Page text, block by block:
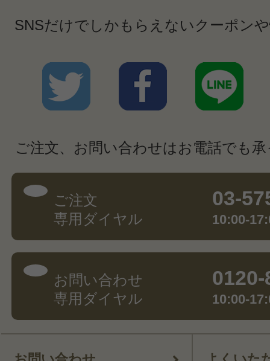
SNSだけでしかもらえないクーポン
ご注文、お問い合わせはお電話でも
ご注文
専用ダイヤル
03-
10:00-
お問い合わせ
専用ダイヤル
10:00-